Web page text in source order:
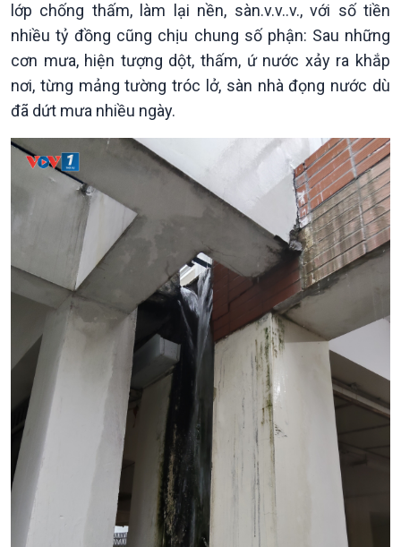
Kinh tế
Tin Kinh tế
Trước giờ mở cửa
Dòng chảy Kinh tế
Sức sống hàng Việt
Khởi nghiệp
Tuyên chiến với gian lận
Nông nghiệp & Biển đảo
Tin Nông nghiệp & Biển
đảo
Mùa vàng
Biển đảo Việt Nam
Tâm tình biên giới và hải
lớp chống thấm, làm lại nền, sàn.v.v..v., với số tiền
nhiều tỷ đồng cũng chịu chung số phận: Sau những
cơn mưa, hiện tượng dột, thấm, ứ nước xảy ra khắp
nơi, từng mảng tường tróc lở, sàn nhà đọng nước dù
đã dứt mưa nhiều ngày.